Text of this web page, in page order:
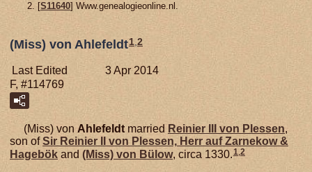
[S11640] Www.genealogieonline.nl.
(Miss) von Ahlefeldt1 2
Last Edited
3 Apr 2014
F, #114769
(Miss) von Ahlefeldt married Reinier III von Plessen,
son ofSir Reinier II von Plessen, Herr auf Zarnekow &
Hagebök and (Miss) von Bülow, circa 1330. 1 2